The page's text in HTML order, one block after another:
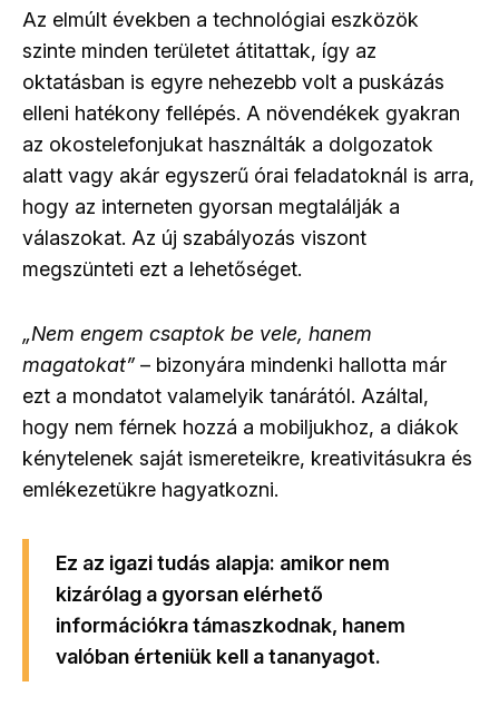
Az elmúlt években a technológiai eszközök
szinte minden területet átitattak, így az
oktatásban is egyre nehezebb volt a puskázás
elleni hatékony fellépés. A növendékek gyakran
az okostelefonjukat használták a dolgozatok
alatt vagy akár egyszerű órai feladatoknál is arra,
hogy az interneten gyorsan megtalálják a
válaszokat. Az új szabályozás viszont
megszünteti ezt a lehetőséget.
„Nem engem csaptok be vele, hanem
magatokat” – bizonyára mindenki hallotta már
ezt a mondatot valamelyik tanárától. Azáltal,
hogy nem férnek hozzá a mobiljukhoz, a diákok
kénytelenek saját ismereteikre, kreativitásukra és
emlékezetükre hagyatkozni.
Ez az igazi tudás alapja: amikor nem
kizárólag a gyorsan elérhető
információkra támaszkodnak, hanem
valóban érteniük kell a tananyagot.